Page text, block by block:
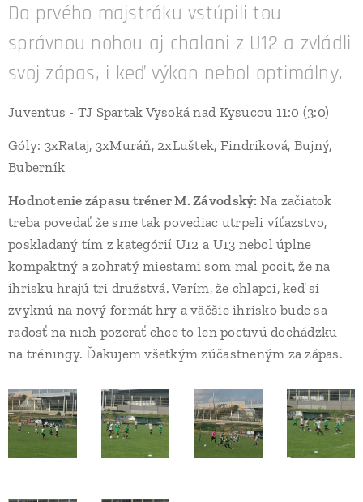
Do prvého majstráku vstúpili tou
správnou nohou aj chalani z U12 a zvládli
svoj zápas, i keď výkon nebol optimálny.
Juventus - TJ Spartak Vysoká nad Kysucou 11:0 (3:0)
Góly: 3xRataj, 3xMuráň, 2xLuštek, Findriková, Bujný,
Buberník
Hodnotenie zápasu tréner M. Závodský: Na začiatok
treba povedať že sme tak povediac utrpeli víťazstvo,
poskladaný tím z kategórií U12 a U13 nebol úplne
kompaktný a zohratý miestami som mal pocit, že na
ihrisku hrajú tri družstvá. Verím, že chlapci, keď si
zvyknú na nový formát hry a väčšie ihrisko bude sa
radosť na nich pozerať chce to len poctivú dochádzku
na tréningy. Ďakujem všetkým zúčastneným za zápas.